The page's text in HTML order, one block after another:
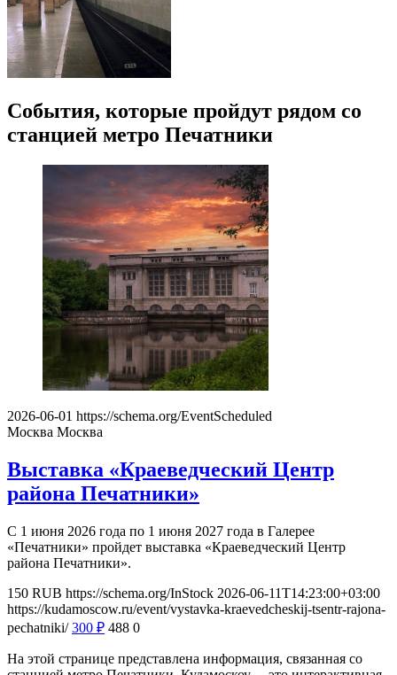
События, которые пройдут рядом со
станцией метро Печатники
2026-06-01 https://schema.org/EventScheduled
Москва Москва
Выставка «Краеведческий Центр
района Печатники»
С 1 июня 2026 года по 1 июня 2027 года в Галерее
«Печатники» пройдет выставка «Краеведческий Центр
района Печатники».
150 RUB https://schema.org/InStock 2026-06-11T14:23:00+03:00
https://kudamoscow.ru/event/vystavka-kraevedcheskij-tsentr-rajona-
pechatniki/ 300 ₽ 488 0
На этой странице представлена информация, связанная со